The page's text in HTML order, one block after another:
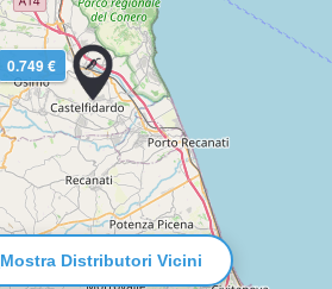
0.749 €
Mostra Distributori Vicini